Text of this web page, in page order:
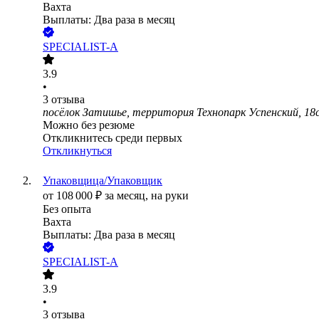
Вахта
Выплаты: Два раза в месяц
SPECIALIST-A
3.9
•
3 отзыва
посёлок Затишье, территория Технопарк Успенский,
Можно без резюме
Откликнитесь среди первых
Откликнуться
Упаковщица/Упаковщик
от 108 000 ₽ за месяц, на руки
Без опыта
Вахта
Выплаты: Два раза в месяц
SPECIALIST-A
3.9
•
3 отзыва